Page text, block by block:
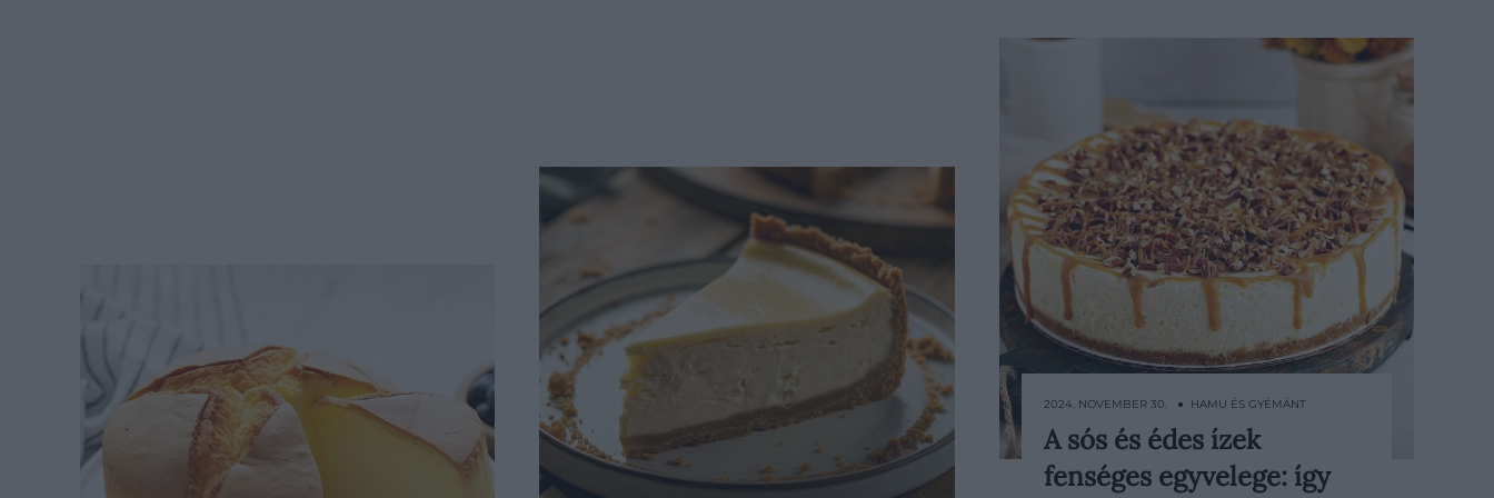
Ha szeretnénk lenyűgözni a
vacsoravendégeinket egy látványos
2024. NOVEMBER 30. ● HAMU ÉS GYÉMÁNT
A sós és édes ízek
fenséges egyvelege: így